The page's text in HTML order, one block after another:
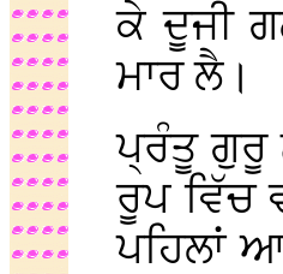
ਕੇ ਦੂਜੀ
ਮਾਰ ਲੈ।
ਪ੍ਰੰਤੂ ਗੁਰੂ
ਰੂਪ ਵਿੱਚ
ਪਹਿਲਾਂ